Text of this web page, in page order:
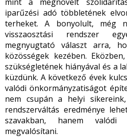
iparűzési adó többletének
terheket. A bonyolult, még
visszaosztási rendszer
megnyugtató választ arra,
közösségek kezében.
szükségletének hiányával és a
küzdünk. A következő évek
valódi önkormányzatiságot
nem csupán a helyi
rendszerváltás eredménye
szavakban, hanem valódi
megvalósítani.